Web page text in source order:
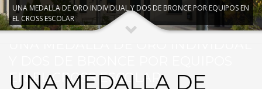
UNA MEDALLA DE ORO INDIVIDUAL Y DOS DE BRONCE POR EQUIPOS EN
EL CROSS ESCOLAR
EN EL CROSS ESCOLAR
UNA MEDALLA DE